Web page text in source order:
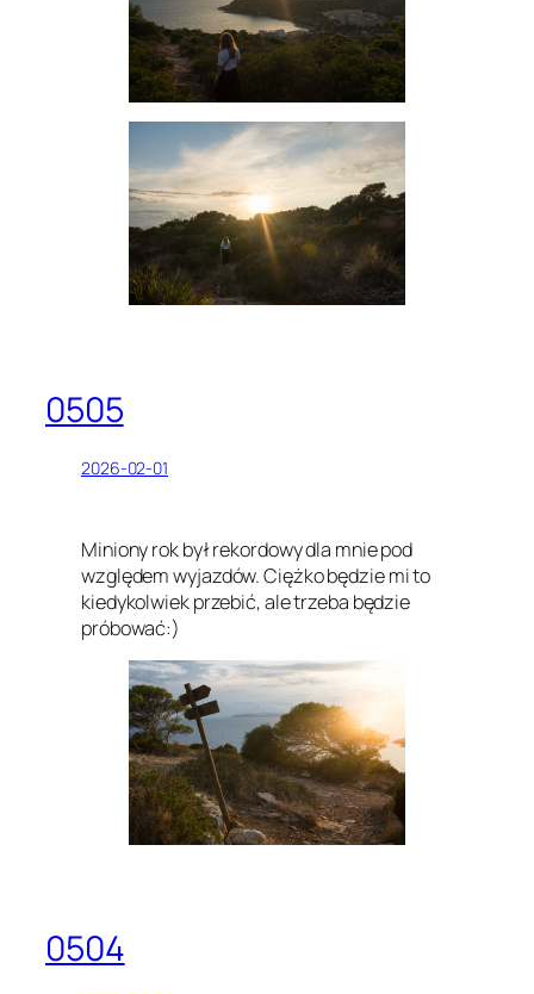
0505
2026-02-01
Miniony rok był rekordowy dla mnie pod
względem wyjazdów. Ciężko będzie mi to
kiedykolwiek przebić, ale trzeba będzie
próbować:)
0504